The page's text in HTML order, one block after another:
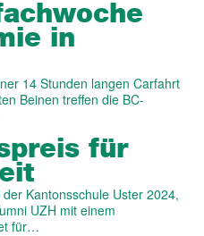
in
14 Stunden langen Carfahrt
Beinen treffen die BC-
für
Kantonsschule Uster 2024,
UZH mit einem
für…